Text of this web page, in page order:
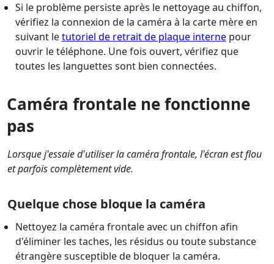
Si le problème persiste après le nettoyage au chiffon,
vérifiez la connexion de la caméra à la carte mère en
suivant letutoriel de retrait de plaque internepour
ouvrir le téléphone. Une fois ouvert, vérifiez que
toutes les languettes sont bien connectées.
Caméra frontale ne fonctionne
pas
Lorsque j'essaie d'utiliser la caméra frontale, l'écran est flou
et parfois complètement vide.
Quelque chose bloque la caméra
Nettoyez la caméra frontale avec un chiffon afin
d'éliminer les taches, les résidus ou toute substance
étrangère susceptible de bloquer la caméra.